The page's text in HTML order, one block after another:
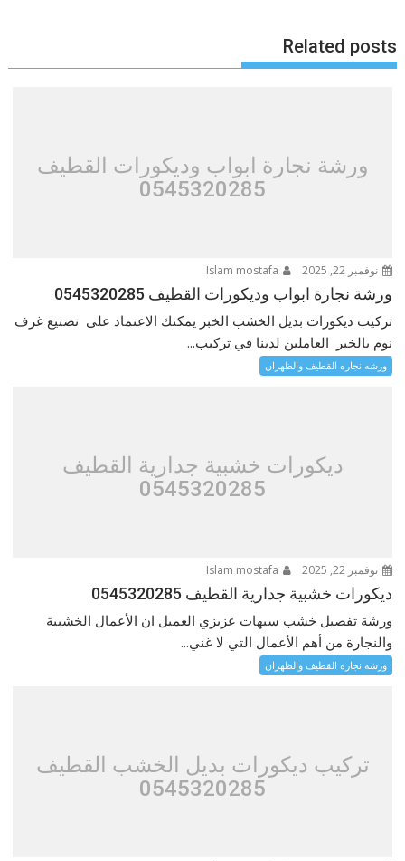
Related posts
ورشة نجارة ابواب وديكورات القطيف
0545320285
نوفمبر 22, 2025
ورشة نجارة ابواب وديكورات القطيف 0545320285
تركيب ديكورات بديل الخشب الخبر يمكنك الاعتماد على تصنيع غرف
نوم بالخبر العاملين لدينا في تركيب...
ورشه نجاره القطيف والظهران
ديكورات خشبية جدارية القطيف
0545320285
نوفمبر 22, 2025
ديكورات خشبية جدارية القطيف 0545320285
ورشة تفصيل خشب سيهات عزيزي العميل ان الأعمال الخشبية
والنجارة من أهم الأعمال التي لا غني...
ورشه نجاره القطيف والظهران
تركيب ديكورات بديل الخشب القطيف
0545320285